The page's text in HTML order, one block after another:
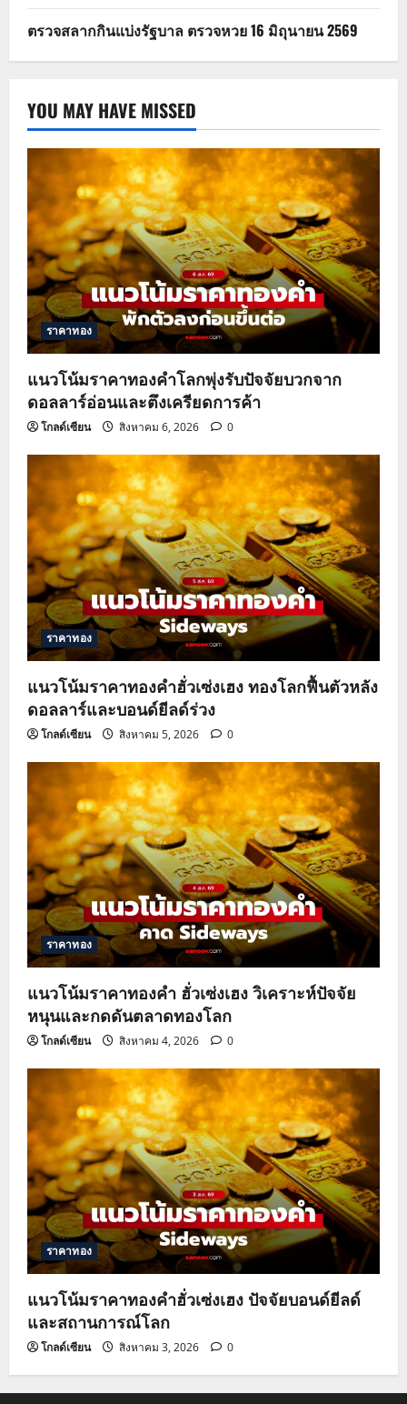
ตรวจสลากกินแบ่งรัฐบาล ตรวจหวย 16 มิถุนายน 2569
YOU MAY HAVE MISSED
ราคาทอง
แนวโน้มราคาทองคำโลกพุ่งรับปัจจัยบวกจาก
ดอลลาร์อ่อนและตึงเครียดการค้า
โกลด์เซียน สิงหาคม 6, 2026 0
ราคาทอง
แนวโน้มราคาทองคำฮั่วเซ่งเฮง ทองโลกฟื้นตัวหลัง
ดอลลาร์และบอนด์ยีลด์ร่วง
โกลด์เซียน สิงหาคม 5, 2026 0
ราคาทอง
แนวโน้มราคาทองคำ ฮั่วเซ่งเฮง วิเคราะห์ปัจจัย
หนุนและกดดันตลาดทองโลก
โกลด์เซียน สิงหาคม 4, 2026 0
ราคาทอง
แนวโน้มราคาทองคำฮั่วเซ่งเฮง ปัจจัยบอนด์ยีลด์
และสถานการณ์โลก
โกลด์เซียน สิงหาคม 3, 2026 0